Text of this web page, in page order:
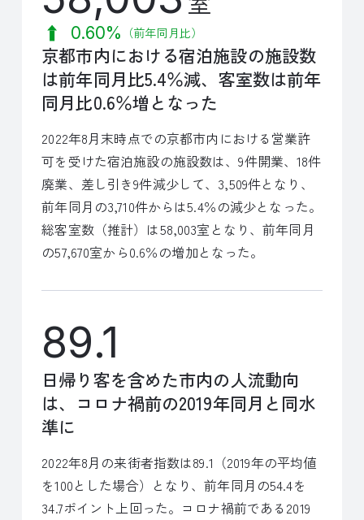
0.60% （前年同月比）
京都市内における宿泊施設の施設数
は前年同月比5.4％減、客室数は前年
同月比0.6％増となった
2022年8月末時点での京都市内における営業許
可を受けた宿泊施設の施設数は、9件開業、18件
廃業、差し引き9件減少して、3,509件となり、
前年同月の3,710件からは5.4％の減少となった。
総客室数（推計）は58,003室となり、前年同月
の57,670室から0.6％の増加となった。
89.1
日帰り客を含めた市内の人流動向
は、コロナ禍前の2019年同月と同水
準に
2022年8月の来街者指数は89.1（2019年の平均値
を100とした場合）となり、前年同月の54.4を
34.7ポイント上回った。コロナ禍前である2019